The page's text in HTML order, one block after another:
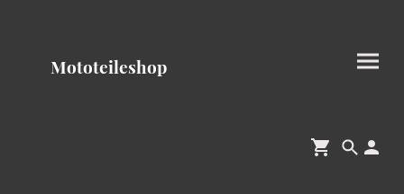
Mototeileshop